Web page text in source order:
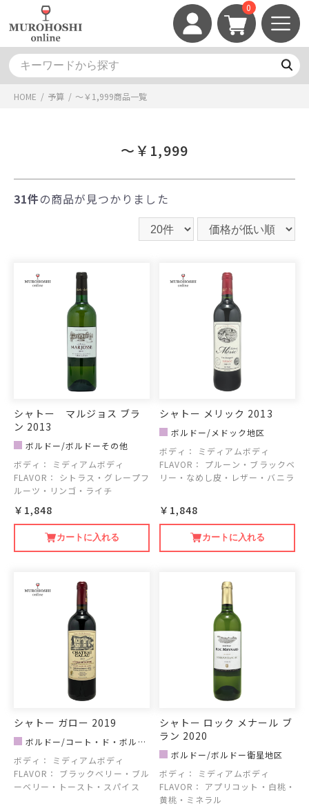
0
HOME / 予算 / ～￥1,999商品一覧
～￥1,999
31件の商品が見つかりました
シャトー マルジョス ブラ
ン 2013
ボルドー/ボルドーその他
ボディ：
ミディアムボディ
FLAVOR：
シトラス・グレープフ
ルーツ・リンゴ・ライチ
￥1,848
カートに入れる
シャトー メリック 2013
ボルドー/メドック地区
ボディ：
ミディアムボディ
FLAVOR：
プルーン・ブラックベ
リー・なめし皮・レザー・バニラ
￥1,848
カートに入れる
シャトー ガロー 2019
ボルドー/コート・ド・ボルド
ー地区
ボディ：
ミディアムボディ
FLAVOR：
ブラックベリー・ブル
ーベリー・トースト・スパイス
シャトー ロック メナール ブ
ラン 2020
ボルドー/ボルドー衛星地区
ボディ：
ミディアムボディ
FLAVOR：
アプリコット・白桃・
黄桃・ミネラル